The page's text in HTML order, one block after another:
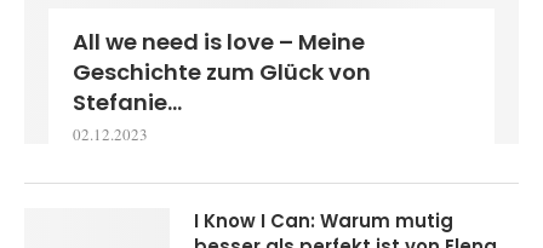
All we need is love – Meine
Geschichte zum Glück von
Stefanie...
02.12.2023
I Know I Can: Warum mutig